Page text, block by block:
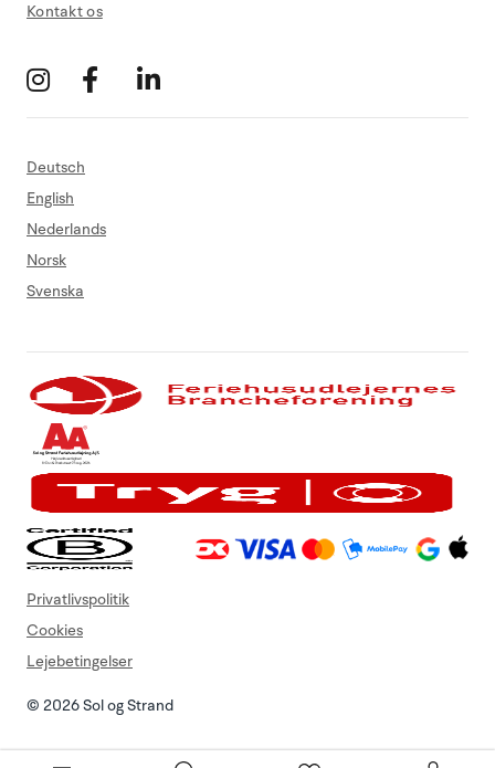
Kontakt os
Deutsch
English
Nederlands
Norsk
Svenska
© 2026 Sol og Strand
Privatlivspolitik
Cookies
Lejebetingelser